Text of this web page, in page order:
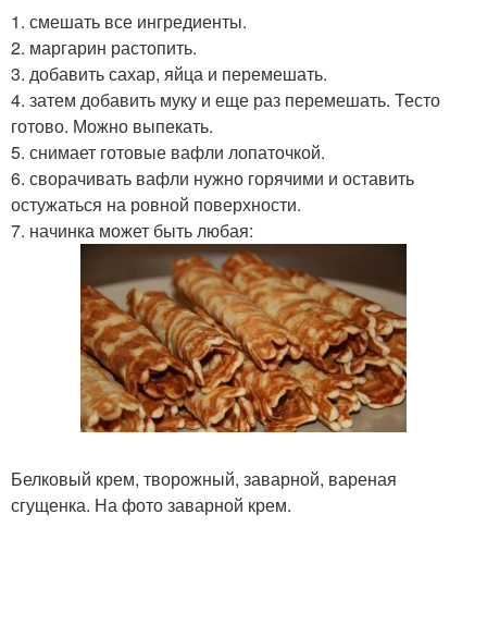
1. смешать все ингредиенты.
2. маргарин растопить.
3. добавить сахар, яйца и перемешать.
4. затем добавить муку и еще раз перемешать. Тесто
готово. Можно выпекать.
5. снимает готовые вафли лопаточкой.
6. сворачивать вафли нужно горячими и оставить
остужаться на ровной поверхности.
7. начинка может быть любая:
Белковый крем, творожный, заварной, вареная
сгущенка. На фото заварной крем.